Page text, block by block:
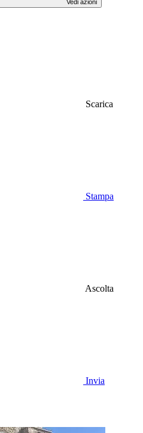
Vedi azioni
Scarica
Stampa
Ascolta
Invia